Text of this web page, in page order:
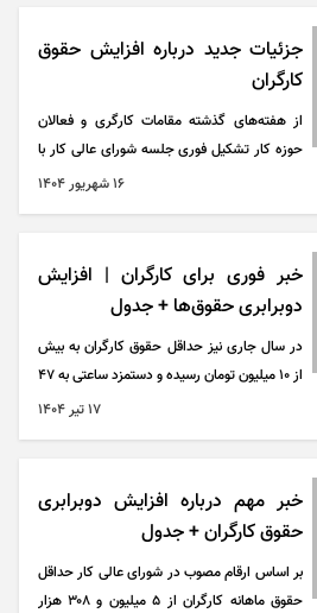
جزئیات جدید درباره افزایش حقوق
کارگران
از هفته‌های گذشته مقامات کارگری و فعالان
حوزه کار تشکیل فوری جلسه شورای عالی کار با
محوریت بررسی هزینه سبد معیشت کارگران به
۱۶ شهريور ۱۴۰۴
خبر فوری برای کارگران | افزایش
دوبرابری حقوق‌ها + جدول
در سال جاری نیز حداقل حقوق کارگران به بیش
از ۱۰ میلیون تومان رسیده و دستمزد ساعتی به ۴۷
هزار و ۲۵۳ تومان و اضافه‌کاری به ۶۶ هزار و ۱۵۴
۱۷ تير ۱۴۰۴
خبر مهم درباره افزایش دوبرابری
حقوق کارگران + جدول
بر اساس ارقام مصوب در شورای عالی کار حداقل
حقوق ماهانه کارگران از ۵ میلیون و ۳۰۸ هزار